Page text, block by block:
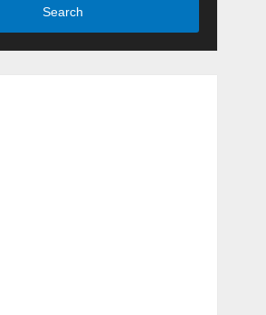
Search